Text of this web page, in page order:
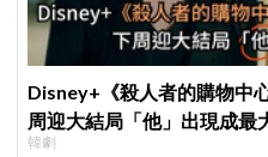
Disney+《殺人者的購物中
周迎大結局「他」出現成最
韓劇